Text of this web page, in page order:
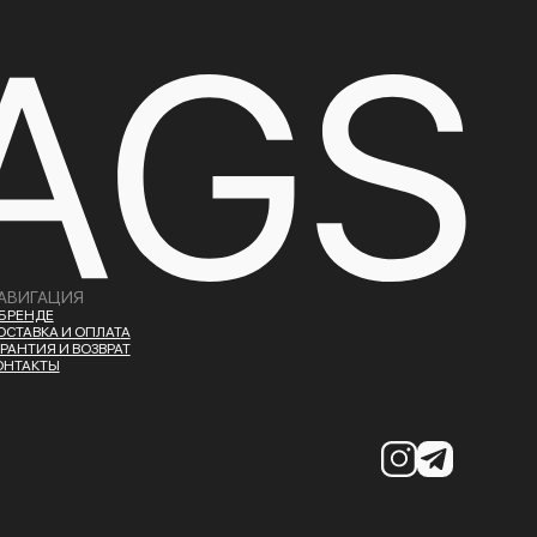
И ОПЛАТА
И ВОЗВРАТ